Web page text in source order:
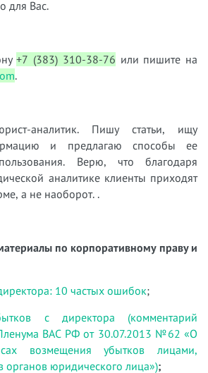
для Вас.
+7 (383) 310-38-76 или пишите на
.
аналитик. Пишу статьи, ищу
и предлагаю способы ее
Верю, что благодаря
аналитике клиенты приходят
а не наоборот. .
по корпоративному праву и
10 частых ошибок;
с директора (комментарий
ВАС РФ от 30.07.2013 №62 «О
возмещения убытков лицами,
органов юридического лица»);